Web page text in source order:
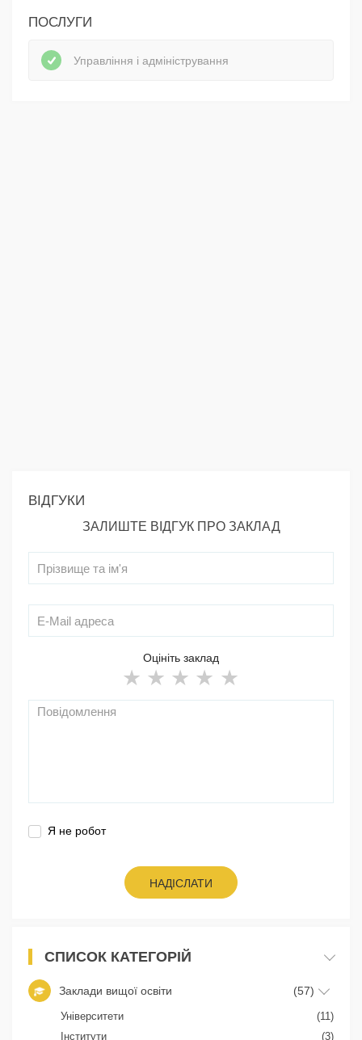
ПОСЛУГИ
Управління і адміністрування
ВІДГУКИ
ЗАЛИШТЕ ВІДГУК ПРО ЗАКЛАД
Оцініть заклад
Я не робот
НАДІСЛАТИ
СПИСОК КАТЕГОРІЙ
Заклади вищої освіти (57)
Університети
(11)
Інститути
(3)